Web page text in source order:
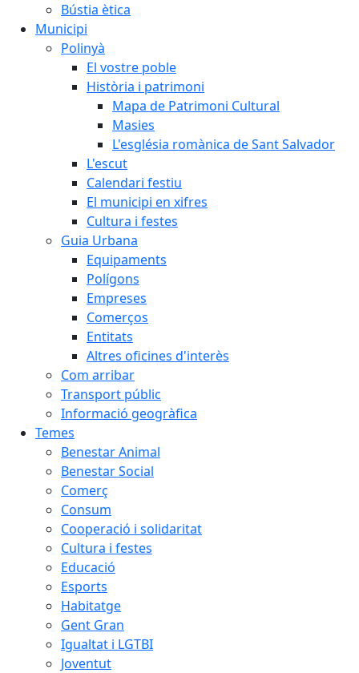
Bústia ètica
Municipi
Polinyà
El vostre poble
Història i patrimoni
Mapa de Patrimoni Cultural
Masies
L'església romànica de Sant Salvador
L'escut
Calendari festiu
El municipi en xifres
Cultura i festes
Guia Urbana
Equipaments
Polígons
Empreses
Comerços
Entitats
Altres oficines d'interès
Com arribar
Transport públic
Informació geogràfica
Temes
Benestar Animal
Benestar Social
Comerç
Consum
Cooperació i solidaritat
Cultura i festes
Educació
Esports
Habitatge
Gent Gran
Igualtat i LGTBI
Joventut